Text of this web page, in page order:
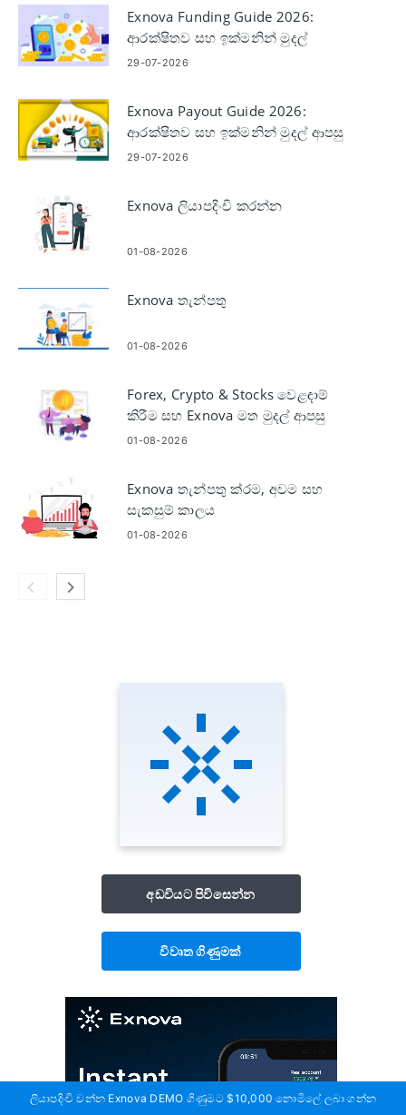
Exnova Funding Guide 2026:
ආරක්ෂිතව සහ ඉක්මනින් මුදල්
තැන්පත් කරන්නේ කෙසේද?
29-07-2026
Exnova Payout Guide 2026:
ආරක්ෂිතව සහ ඉක්මනින් මුදල් ආපසු
ගන්නේ කෙසේද
29-07-2026
Exnova ලියාපදිංචි කරන්න
01-08-2026
Exnova තැන්පතු
01-08-2026
Forex, Crypto & Stocks වෙළඳාම්
කිරීම සහ Exnova මත මුදල් ආපසු
ගැනීම
01-08-2026
Exnova තැන්පතු ක්රම, අවම සහ
සැකසුම් කාලය
01-08-2026
අඩවියට පිවිසෙන්න
විවෘත ගිණුමක්
ලියාපදිංචි වන්න Exnova DEMO ගිණුමට $10,000 නොමිලේ ලබා ගන්න